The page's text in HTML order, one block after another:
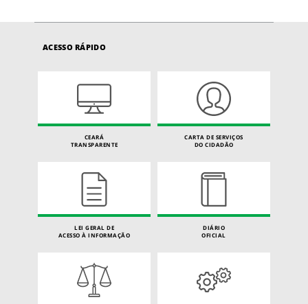
ACESSO RÁPIDO
CEARÁ
TRANSPARENTE
CARTA DE SERVIÇOS
DO CIDADÃO
LEI GERAL DE
ACESSO À INFORMAÇÃO
DIÁRIO
OFICIAL